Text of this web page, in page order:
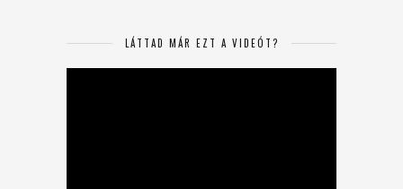
LÁTTAD MÁR EZT A VIDEÓT?